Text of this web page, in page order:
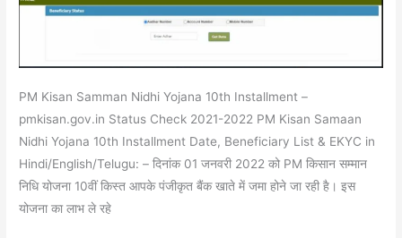
PM Kisan Samman Nidhi Yojana 10th Installment –
pmkisan.gov.in Status Check 2021-2022 PM Kisan Samaan
Nidhi Yojana 10th Installment Date, Beneficiary List & EKYC in
Hindi/English/Telugu: – दिनांक 01 जनवरी 2022 को PM किसान सम्मान
निधि योजना 10वीं किस्त आपके पंजीकृत बैंक खाते में जमा होने जा रही है। इस
योजना का लाभ ले रहे
Date,